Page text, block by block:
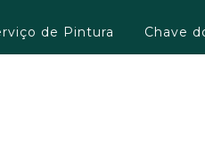
de Pintura Chave